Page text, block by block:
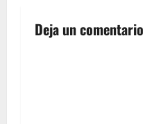
c
Deja un comentario